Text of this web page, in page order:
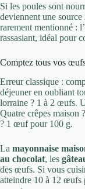
Si les poules sont
deviennent une source
rarement mentionné :
rassasiant, idéal pour
Comptez tous vos
Erreur classique :
déjeuner en oubliant
lorraine ? 1 à 2 œufs.
Quatre crêpes maison
? 1 œuf pour 100 g.
La mayonnaise
au chocolat, les
des œufs. Si vous
atteindre 10 à 12 œufs